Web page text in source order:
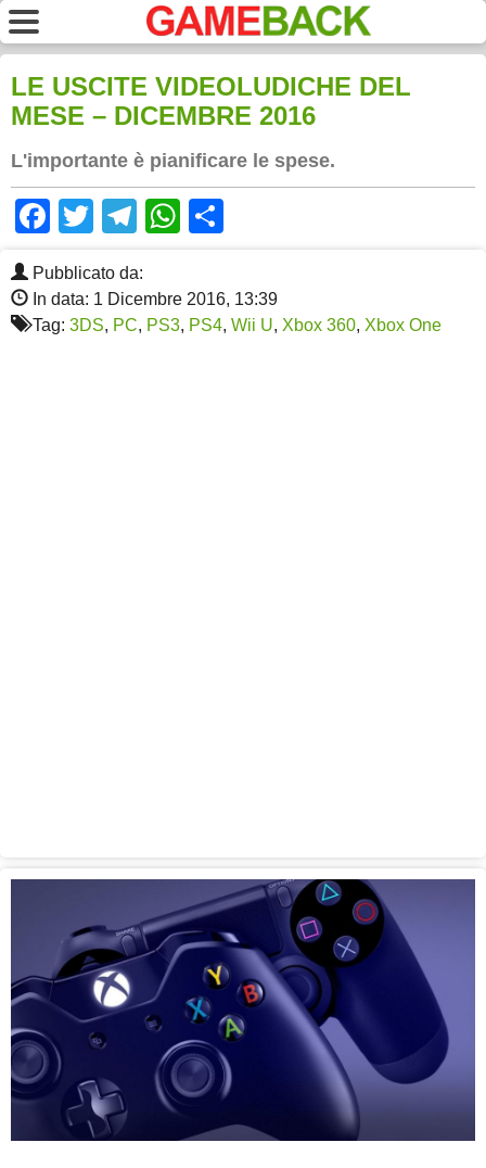
LE USCITE VIDEOLUDICHE DEL
MESE – DICEMBRE 2016
L'importante è pianificare le spese.
Facebook
TwitterTelegram
WhatsApp
Pubblicato da:
In data: 1 Dicembre 2016, 13:39
Tag: 3DS, PC, PS3, PS4, Wii U, Xbox 360, Xbox One